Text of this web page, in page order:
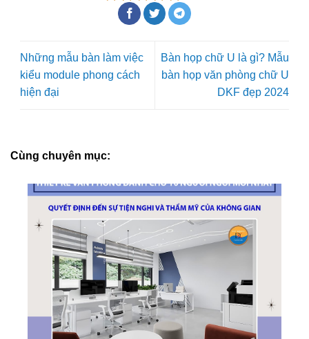
Những mẫu bàn làm việc
kiểu module phong cách
hiện đại
Bàn họp chữ U là gì? Mẫu
bàn họp văn phòng chữ U
DKF đẹp 2024
Cùng chuyên mục: